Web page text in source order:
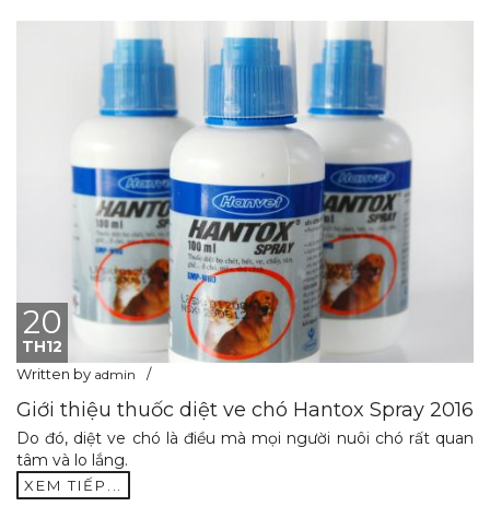
20
TH12
Written by admin
Giới thiệu thuốc diệt ve chó Hantox Spray 2016
Do đó, diệt ve chó là điều mà mọi người nuôi chó rất quan
tâm và lo lắng.
XEM TIẾP...